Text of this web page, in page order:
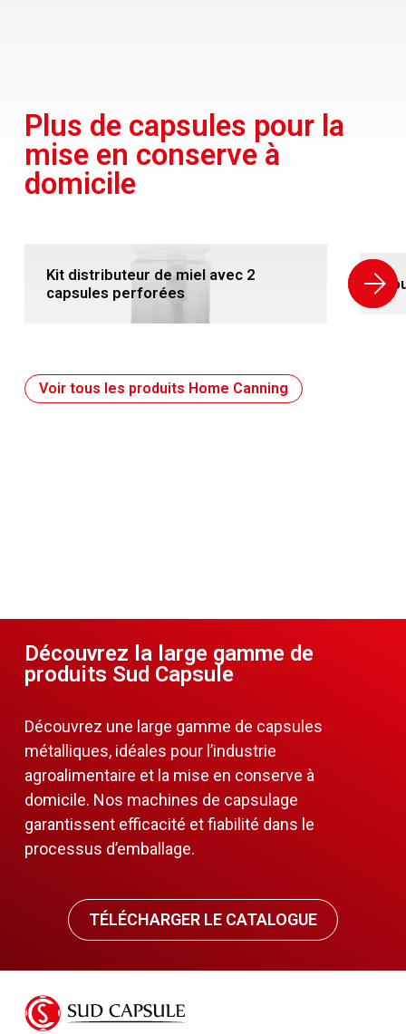
Plus de capsules pour la
mise en conserve à
domicile
Kit distributeur de miel avec 2
capsules perforées
Voir tous les produits Home Canning
Découvrez la large gamme de
produits Sud Capsule
Découvrez une large gamme de capsules
métalliques, idéales pour l’industrie
agroalimentaire et la mise en conserve à
domicile. Nos machines de capsulage
garantissent efficacité et fiabilité dans le
processus d’emballage.
TÉLÉCHARGER LE CATALOGUE